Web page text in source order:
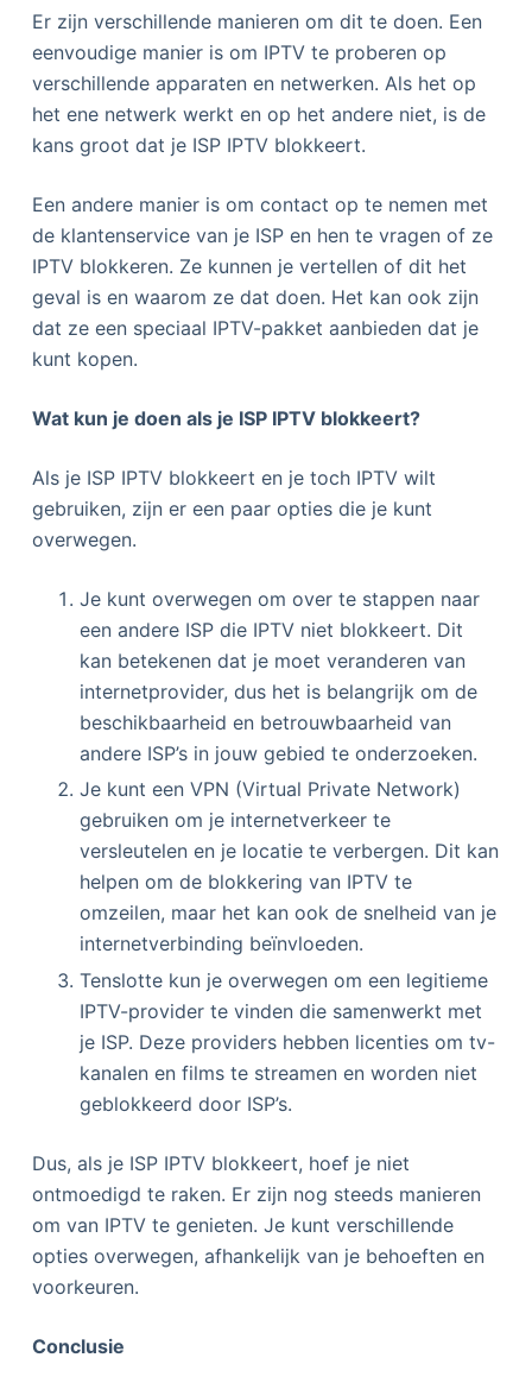
Er zijn verschillende manieren om dit te doen. Een
eenvoudige manier is om IPTV te proberen op
verschillende apparaten en netwerken. Als het op
het ene netwerk werkt en op het andere niet, is de
kans groot dat je ISP IPTV blokkeert.
Een andere manier is om contact op te nemen met
de klantenservice van je ISP en hen te vragen of ze
IPTV blokkeren. Ze kunnen je vertellen of dit het
geval is en waarom ze dat doen. Het kan ook zijn
dat ze een speciaal IPTV-pakket aanbieden dat je
kunt kopen.
Wat kun je doen als je ISP IPTV blokkeert?
Als je ISP IPTV blokkeert en je toch IPTV wilt
gebruiken, zijn er een paar opties die je kunt
overwegen.
Je kunt overwegen om over te stappen naar
een andere ISP die IPTV niet blokkeert. Dit
kan betekenen dat je moet veranderen van
internetprovider, dus het is belangrijk om de
beschikbaarheid en betrouwbaarheid van
andere ISP’s in jouw gebied te onderzoeken.
Je kunt een VPN (Virtual Private Network)
gebruiken om je internetverkeer te
versleutelen en je locatie te verbergen. Dit kan
helpen om de blokkering van IPTV te
omzeilen, maar het kan ook de snelheid van je
internetverbinding beïnvloeden.
Tenslotte kun je overwegen om een legitieme
IPTV-provider te vinden die samenwerkt met
je ISP. Deze providers hebben licenties om tv-
kanalen en films te streamen en worden niet
geblokkeerd door ISP’s.
Dus, als je ISP IPTV blokkeert, hoef je niet
ontmoedigd te raken. Er zijn nog steeds manieren
om van IPTV te genieten. Je kunt verschillende
opties overwegen, afhankelijk van je behoeften en
voorkeuren.
Conclusie